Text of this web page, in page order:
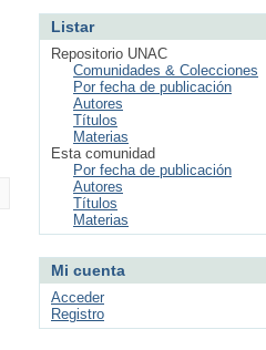
Listar
Repositorio UNAC
Comunidades & Colecciones
Por fecha de publicación
Autores
Títulos
Materias
Esta comunidad
Por fecha de publicación
Autores
Títulos
Materias
Mi cuenta
Acceder
Registro